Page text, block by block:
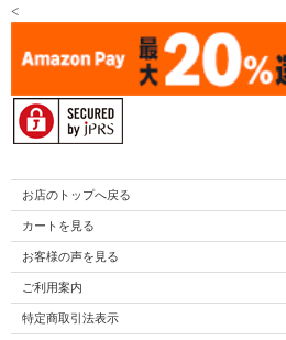
<
お店のトップへ戻る
カートを見る
お客様の声を見る
ご利用案内
特定商取引法表示